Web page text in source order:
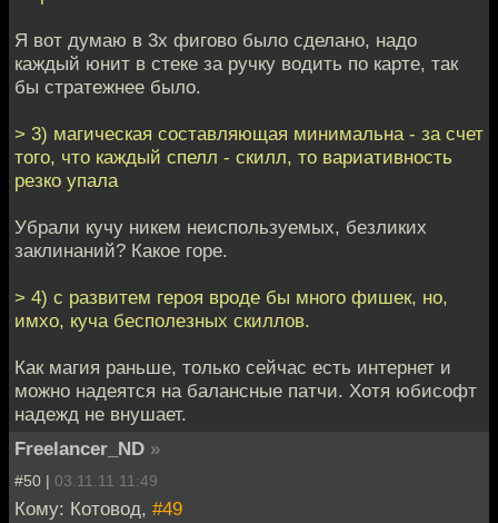
Я вот думаю в 3х фигово было сделано, надо
каждый юнит в стеке за ручку водить по карте, так
бы стратежнее было.
> 3) магическая составляющая минимальна - за счет
того, что каждый спелл - скилл, то вариативность
резко упала
Убрали кучу никем неиспользуемых, безликих
заклинаний? Какое горе.
> 4) с развитем героя вроде бы много фишек, но,
имхо, куча бесполезных скиллов.
Как магия раньше, только сейчас есть интернет и
можно надеятся на балансные патчи. Хотя юбисофт
надежд не внушает.
Freelancer_ND »
#50 | 03.11.11 11:49
Кому: Котовод, #49